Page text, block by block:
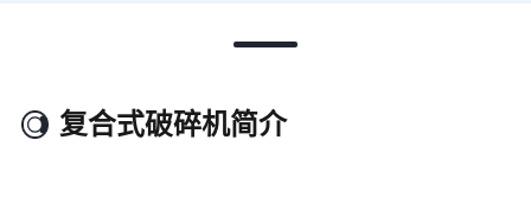
复合式破碎机简介